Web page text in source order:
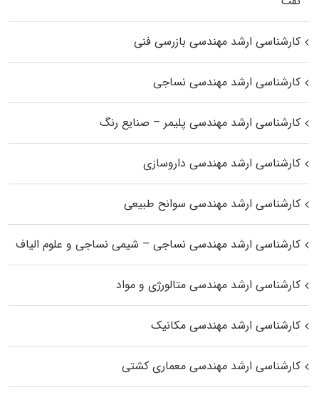
کارشناسی ارشد مهندسی بازرسی فنی
کارشناسی ارشد مهندسی نساجی
کارشناسی ارشد مهندسی پلیمر – صنایع رنگ
کارشناسی ارشد مهندسی داروسازی
کارشناسی ارشد مهندسی سوانح طبیعی
کارشناسی ارشد مهندسی نساجی – شیمی نساجی و علوم الیاف
کارشناسی ارشد مهندسی متالورژی و مواد
کارشناسی ارشد مهندسی مکانیک
کارشناسی ارشد مهندسی معماری کشتی